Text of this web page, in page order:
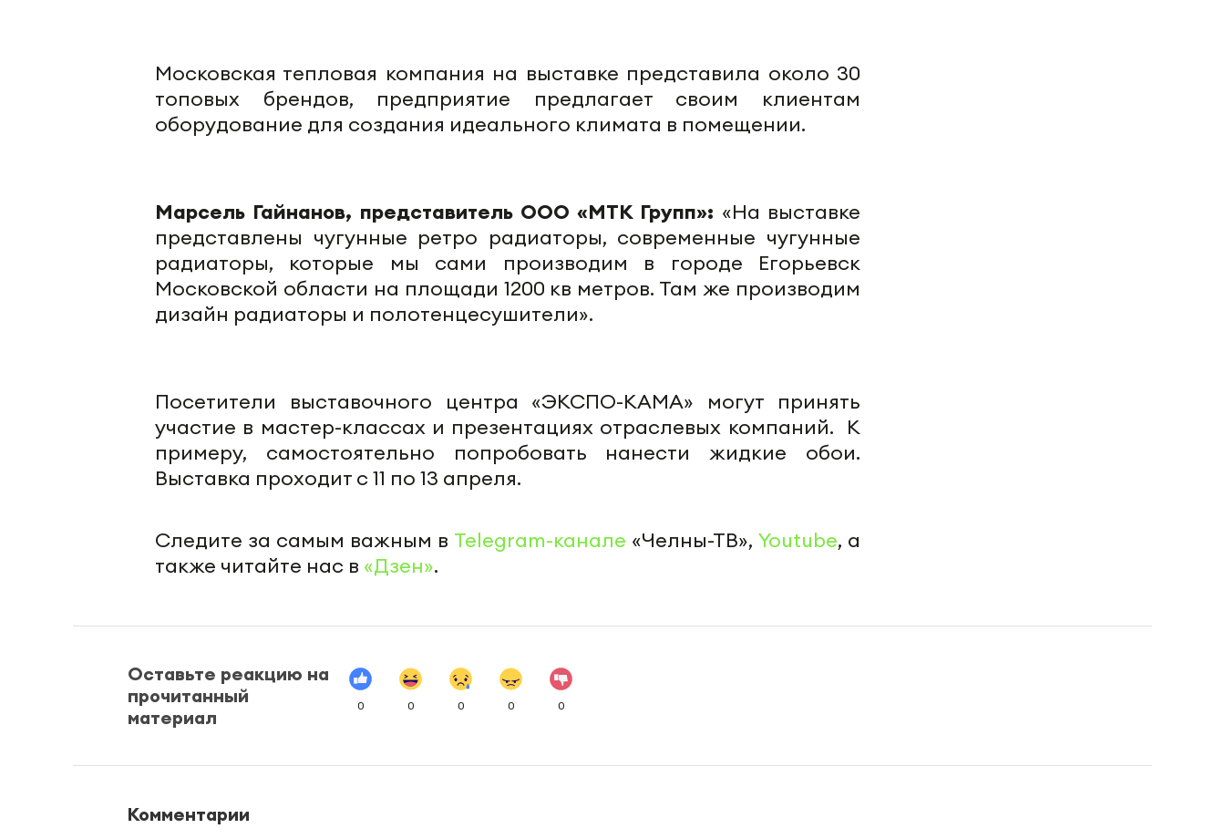
Московская тепловая компания на выставке представила около 30
топовых брендов, предприятие предлагает своим клиентам
оборудование для создания идеального климата в помещении.
Марсель Гайнанов, представитель ООО «МТК Групп»: «На выставке
представлены чугунные ретро радиаторы, современные чугунные
радиаторы, которые мы сами производим в городе Егорьевск
Московской области на площади 1200 кв метров. Там же производим
дизайн радиаторы и полотенцесушители».
Посетители выставочного центра «ЭКСПО-КАМА» могут принять
участие в мастер-классах и презентациях отраслевых компаний. К
примеру, самостоятельно попробовать нанести жидкие обои.
Выставка проходит с 11 по 13 апреля.
Следите за самым важным в Telegram-канале «Челны-ТВ», Youtube, а
также читайте нас в «Дзен».
Оставьте реакцию на
прочитанный
материал
0 0 0 0 0
Комментарии